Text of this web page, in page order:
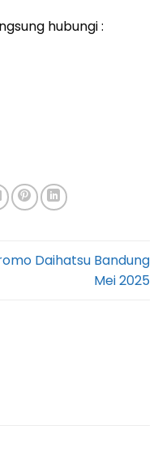
hubungi :
Daihatsu Bandung
Mei 2025